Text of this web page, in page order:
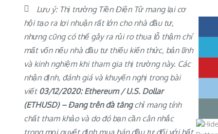
Lưu ý: Thị trường Tiền Điện Tử mang lại cơ
hội tạo ra lợi nhuận rất lớn cho nhà đầu tư,
nhưng cũng có thể gây ra rủi ro thua lỗ thậm chí
mất vốn nếu nhà đầu tư thiếu kiến thức, bản lĩnh
và kinh nghiệm khi tham gia thị trường này. Các
nhận định, đánh giá và khuyến nghị trong bài
viết 03/12/2020: Ethereum / U.S. Dollar
(ETHUSD) – Đang trên đà tăngchỉ mang tính
chất tham khảo và do đó bạn cần cân nhắc
trong mọi quyết định mua bán đầu tư đối với bất